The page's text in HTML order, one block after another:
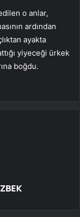
o anlar,
ardından
ayakta
yiyeceği ürkek
boğdu.